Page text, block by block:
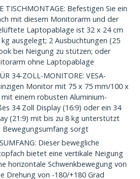
TISCHMONTAGE: Befestigen Sie ein
mit diesem Monitorarm und der
Laptopablage ist 32 x 24 cm
ausgelegt; 2 Ausbuchtungen (25
bei Neigung zu stützen; oder
ohne Laptopablage
34-ZOLL-MONITORE: VESA-
Monitor mit 75 x 75 mm/100 x
einem robusten Aluminium-
34 Zoll Display (16:9) oder ein 34
(21:9) mit bis zu 8 kg unterstützt
sorgt
Dieser bewegliche
bietet eine vertikale Neigung
horizontale Schwenkbewegung von
Drehung von -180/+180 Grad